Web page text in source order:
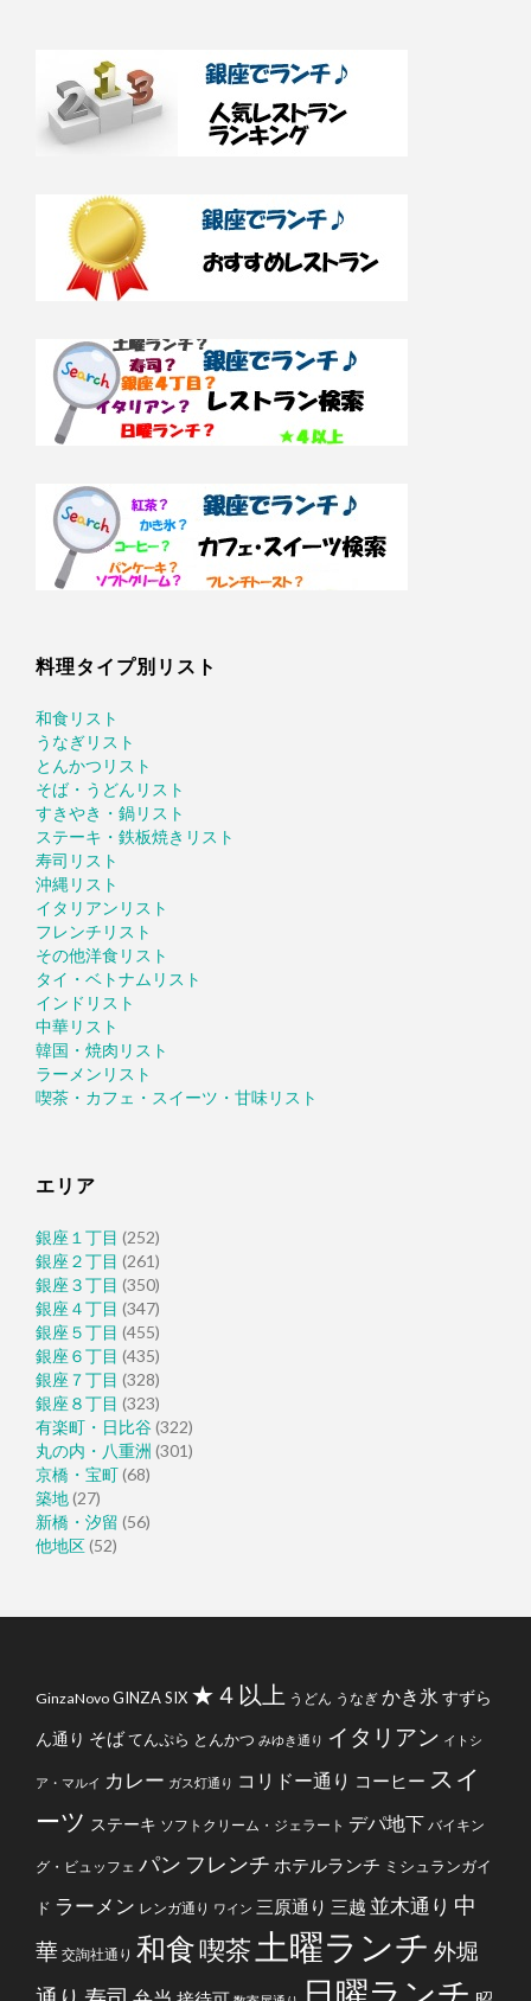
料理タイプ別リスト
和食リスト
うなぎリスト
とんかつリスト
そば・うどんリスト
すきやき・鍋リスト
ステーキ・鉄板焼きリスト
寿司リスト
沖縄リスト
イタリアンリスト
フレンチリスト
その他洋食リスト
タイ・ベトナムリスト
インドリスト
中華リスト
韓国・焼肉リスト
ラーメンリスト
喫茶・カフェ・スイーツ・甘味リスト
エリア
銀座１丁目 (252)
銀座２丁目 (261)
銀座３丁目 (350)
銀座４丁目 (347)
銀座５丁目 (455)
銀座６丁目 (435)
銀座７丁目 (328)
銀座８丁目 (323)
有楽町・日比谷(322)
丸の内・八重洲 (301)
京橋・宝町(68)
築地(27)
新橋・汐留 (56)
他地区(52)
GinzaNovo GINZA SIX ★４以上 うどん うなぎ かき氷 すずら
ん通り そばてんぷら とんかつ みゆき通り イタリアン イトシ
ア・マルイ カレー ガス灯通り コリドー通り コーヒー スイ
ーツ ステーキ ソフトクリーム・ジェラート デパ地下 バイキン
グ・ビュッフェ パン フレンチ ホテルランチ ミシュランガイ
ド ラーメン レンガ通り ワイン 三原通り 三越 並木通り 中
華 交詢社通り 和食喫茶 土曜ランチ 外堀
日曜ランチ